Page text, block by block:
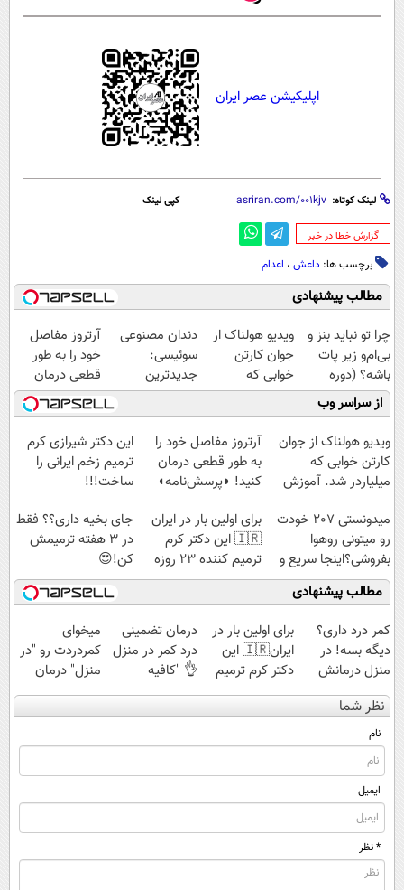
اپلیکیشن عصر ایران
لینک کوتاه: کپی لینک
‌گزارش خطا در خبر
برچسب ها: داعش ، اعدام
مطالب پیشنهادی
چرا تو نباید بنز و
بی‌ام‌و زیر پات
باشه؟ (دوره
رایگان درآمد
میلیاردی)
ویدیو هولناک از
جوان کارتن
خوابی که
میلیاردر شد.
آموزش رایگان
دندان مصنوعی
سوئیسی:
جدیدترین
فناوری اروپا،
سبک و مقاوم |
پرداخت قسطی
آرتروز مفاصل
خود را به طور
قطعی درمان
کنید!
◗پرسش‌نامه◖
از سراسر وب
ویدیو هولناک از جوان
کارتن خوابی که
میلیاردر شد. آموزش
آرتروز مفاصل خود را
به طور قطعی درمان
کنید! ◗پرسش‌نامه◖
این دکتر شیرازی کرم
ترمیم زخم ایرانی را
ساخت!!!
میدونستی 207 خودت
رو میتونی روهوا
بفروشی؟اینجا سریع و
راحت بفروش
برای اولین بار در ایران
🇮🇷 این دکتر کرم
ترمیم کننده 23 روزه
ساخت!
جای بخیه داری؟؟ فقط
در 3 هفته ترمیمش
کن!😍
مطالب پیشنهادی
کمر درد داری؟
دیگه بسه! در
منزل درمانش
کن
(◀پرسش‌نامه)
برای اولین بار در
ایران🇮🇷 این
دکتر کرم ترمیم
کننده 23 روزه
ساخت!
درمان تضمینی
درد کمر در منزل
👌 "کافیه
پرسش‌نامه رو پر
کنی"
میخوای
کمردردت رو "در
منزل" درمان
کنی؟ (◂فیلم +
◂پرسش‌نامه)
نظر شما
نام
ایمیل
* نظر